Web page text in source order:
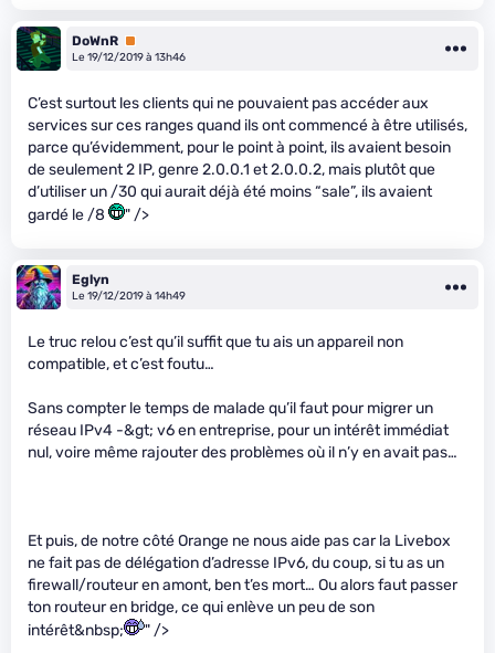
DoWnR Premium
Le 19/12/2019 à 13h46
C’est surtout les clients qui ne pouvaient pas accéder aux
services sur ces ranges quand ils ont commencé à être utilisés,
parce qu’évidemment, pour le point à point, ils avaient besoin
de seulement 2 IP, genre 2.0.0.1 et 2.0.0.2, mais plutôt que
d’utiliser un /30 qui aurait déjà été moins “sale”, ils avaient
gardé le /8
" />
Eglyn
Le 19/12/2019 à 14h49
Le truc relou c’est qu’il suffit que tu ais un appareil non
compatible, et c’est foutu…
Sans compter le temps de malade qu’il faut pour migrer un
réseau IPv4 -&gt; v6 en entreprise, pour un intérêt immédiat
nul, voire même rajouter des problèmes où il n’y en avait pas…
Et puis, de notre côté Orange ne nous aide pas car la Livebox
ne fait pas de délégation d’adresse IPv6, du coup, si tu as un
firewall/routeur en amont, ben t’es mort… Ou alors faut passer
ton routeur en bridge, ce qui enlève un peu de son
intérêt&nbsp;
" />